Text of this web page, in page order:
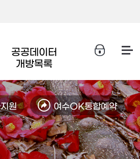
공공데이터
개방목록
원 여수OK통합예약